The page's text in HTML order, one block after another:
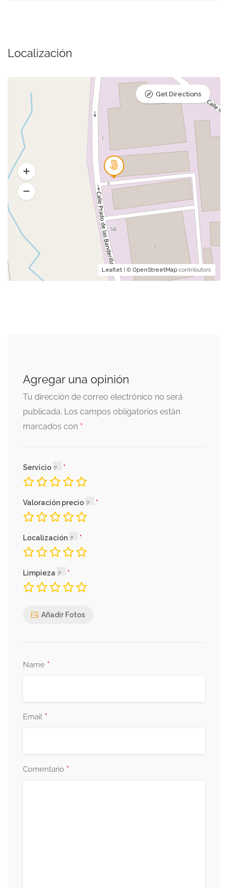
Localización
Leaflet | © OpenStreetMap contributors
Get Directions
Agregar una opinión
Tu dirección de correo electrónico no será
publicada. Los campos obligatorios están
marcados con *
Servicio
Valoración precio
Localización
Limpieza
Añadir Fotos
Name *
Email *
Comentario *